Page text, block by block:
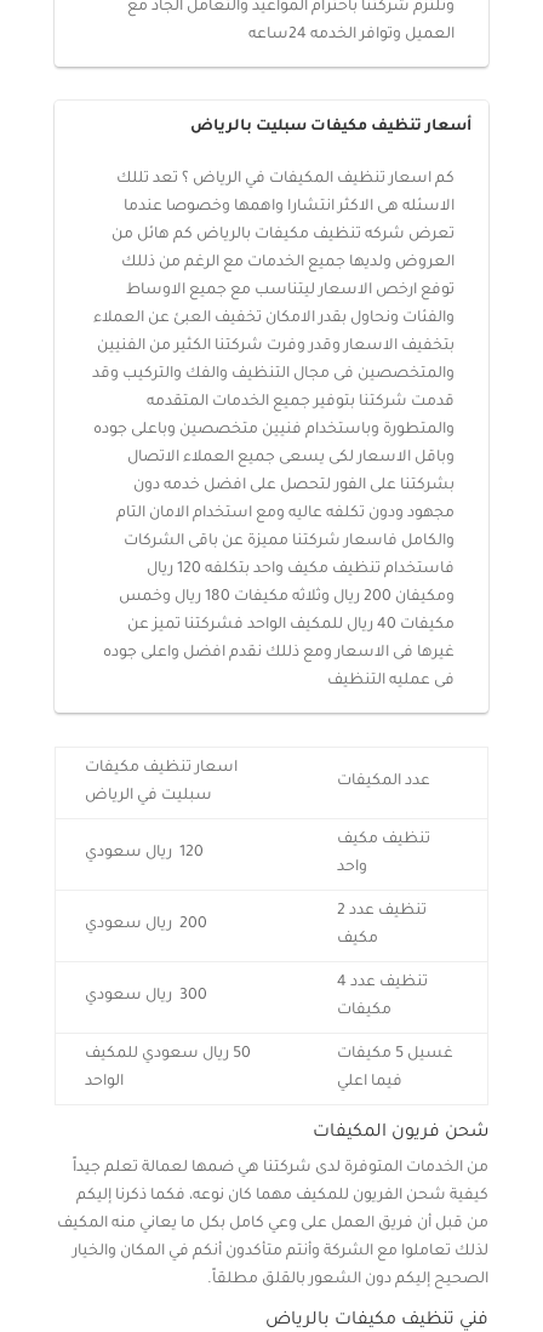
وتلتزم شركتنا باحترام المواعيد والتعامل الجاد مع
العميل وتوافر الخدمه 24ساعه
أسعار تنظيف مكيفات سبليت بالرياض
كم اسعار تنظيف المكيفات في الرياض ؟ تعد تللك
الاسئله هى الاكثر انتشارا واهمها وخصوصا عندما
تعرض شركه تنظيف مكيفات بالرياض كم هائل من
العروض ولديها جميع الخدمات مع الرغم من ذللك
توفع ارخص الاسعار ليتناسب مع جميع الاوساط
والفئات ونحاول بقدر الامكان تخفيف العبئ عن العملاء
بتخفيف الاسعار وقدر وفرت شركتنا الكثير من الفنيين
والمتخصصين فى مجال التنظيف والفك والتركيب وقد
قدمت شركتنا بتوفير جميع الخدمات المتقدمه
والمتطورة وباستخدام فنيين متخصصين وباعلى جوده
وباقل الاسعار لكى يسعى جميع العملاء الاتصال
بشركتنا على الفور لتحصل على افضل خدمه دون
مجهود ودون تكلفه عاليه ومع استخدام الامان التام
والكامل فاسعار شركتنا مميزة عن باقى الشركات
فاستخدام تنظيف مكيف واحد بتكلفه 120 ريال
ومكيفان 200 ريال وثلاثه مكيفات 180 ريال وخمس
مكيفات 40 ريال للمكيف الواحد فشركتنا تميز عن
غيرها فى الاسعار ومع ذللك نقدم افضل واعلى جوده
فى عمليه التنظيف
عدد المكيفات
اسعار تنظيف مكيفات
سبليت في الرياض
تنظيف مكيف
واحد
120 ريال سعودي
تنظيف عدد 2
مكيف
200 ريال سعودي
تنظيف عدد 4
مكيفات
300 ريال سعودي
غسيل 5 مكيفات
فيما اعلي
50 ريال سعودي للمكيف
الواحد
شحن فريون المكيفات
من الخدمات المتوفرة لدى شركتنا هي ضمها لعمالة تعلم جيداً
كيفية شحن الفريون للمكيف مهما كان نوعه، فكما ذكرنا إليكم
من قبل أن فريق العمل على وعي كامل بكل ما يعاني منه المكيف
لذلك تعاملوا مع الشركة وأنتم متأكدون أنكم في المكان والخيار
الصحيح إليكم دون الشعور بالقلق مطلقاً.
فني تنظيف مكيفات بالرياض